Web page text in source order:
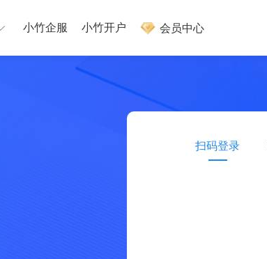
小竹企服 小竹开户 会员中心
扫码登录